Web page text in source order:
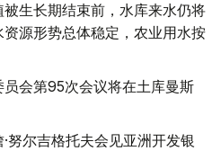
生长期结束前，水库来水仍将
源形势总体稳定，农业用水按
会第95次会议将在土库曼斯
·努尔吉格托夫会见亚洲开发银